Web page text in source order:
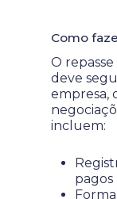
Como
O
deve
empresa,
incluem:
pagos